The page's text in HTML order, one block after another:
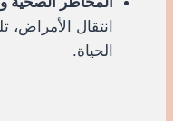
انتقال
الحياة.